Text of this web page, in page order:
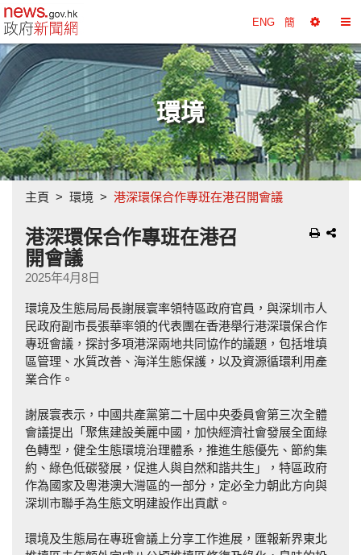
政府新聞網主頁 ENG 簡
擇
工
具
換
目
錄
環境
主頁 環境 港深環保合作專班在港召開會議
港深環保合作專班在港召
開會議
2025年4月8日
環境及生態局局長謝展寰率領特區政府官員，與深圳市人
民政府副市長張華率領的代表團在香港舉行港深環保合作
專班會議，探討多項港深兩地共同協作的議題，包括堆填
區管理、水質改善、海洋生態保護，以及資源循環利用產
業合作。
謝展寰表示，中國共產黨第二十屆中央委員會第三次全體
會議提出「聚焦建設美麗中國，加快經濟社會發展全面綠
色轉型，健全生態環境治理體系，推進生態優先、節約集
約、綠色低碳發展，促進人與自然和諧共生」，特區政府
作為國家及粵港澳大灣區的一部分，定必全力朝此方向與
深圳市聯手為生態文明建設作出貢獻。
環境及生態局在專班會議上分享工作進展，匯報新界東北